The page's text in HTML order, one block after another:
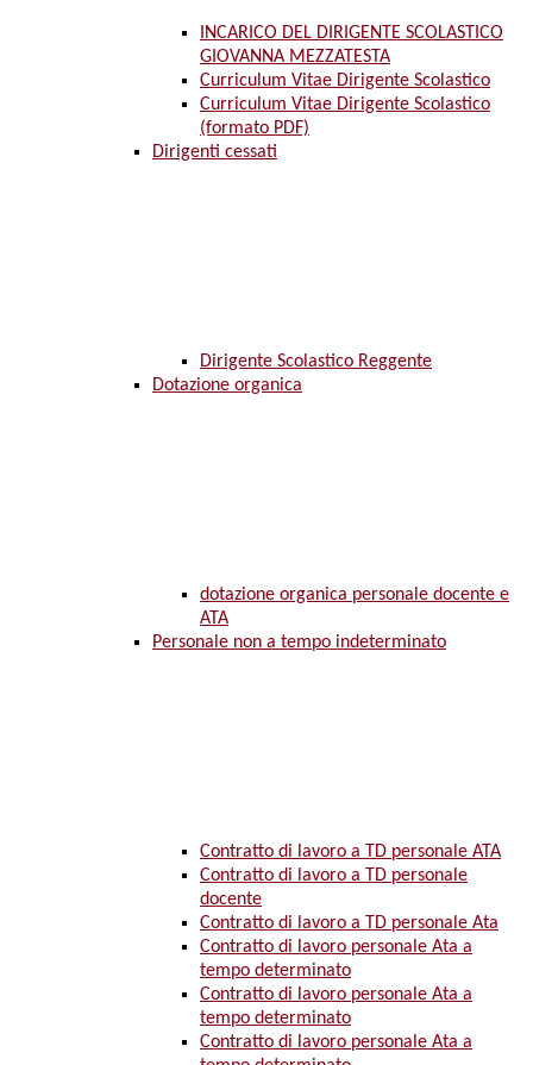
INCARICO DEL DIRIGENTE SCOLASTICO
GIOVANNA MEZZATESTA
Curriculum Vitae Dirigente Scolastico
Curriculum Vitae Dirigente Scolastico
(formato PDF)
Dirigenti cessati
Dirigente Scolastico Reggente
Dotazione organica
dotazione organica personale docente e
ATA
Personale non a tempo indeterminato
Contratto di lavoro a TD personale ATA
Contratto di lavoro a TD personale
docente
Contratto di lavoro a TD personale Ata
Contratto di lavoro personale Ata a
tempo determinato
Contratto di lavoro personale Ata a
tempo determinato
Contratto di lavoro personale Ata a